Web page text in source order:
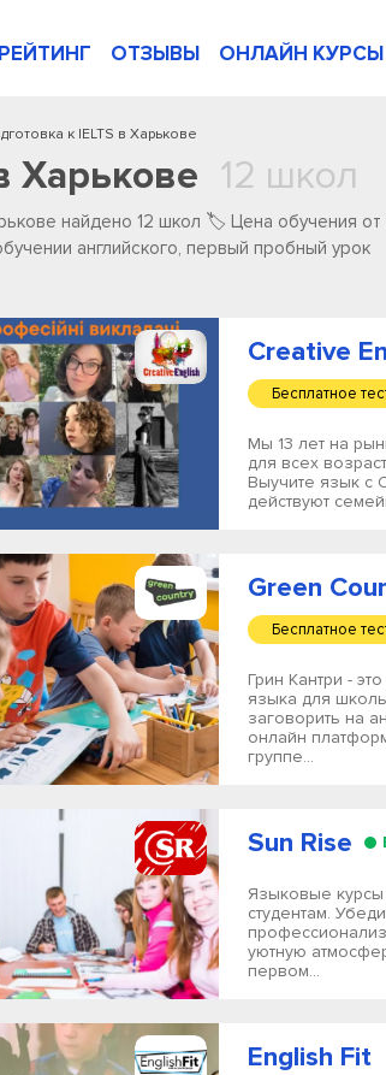
РЕЙТИНГ ОТЗЫВЫ ОНЛАЙН КУРСЫ
к IELTS в Харькове
Харькове 12 школ
️найдено ️12 ️школ 🏷️ Цена обучения от
английского, первый пробный урок
Creative
Бесплатное
Мы 13 лет на
для всех
Выучите язык с
действуют
Green
Бесплатное
Грин Кантри -
языка для
заговорить на
онлайн
группе...
Sun Rise
Языковые курсы
студентам.
уютную
первом...
English Fit